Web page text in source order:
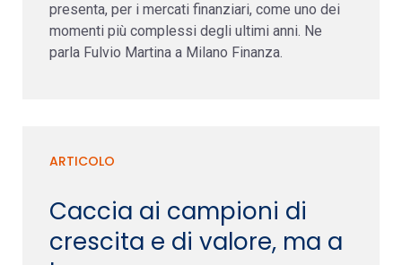
presenta, per i mercati finanziari, come uno dei
momenti più complessi degli ultimi anni. Ne
parla Fulvio Martina a Milano Finanza.
ARTICOLO
Caccia ai campioni di
crescita e di valore, ma a